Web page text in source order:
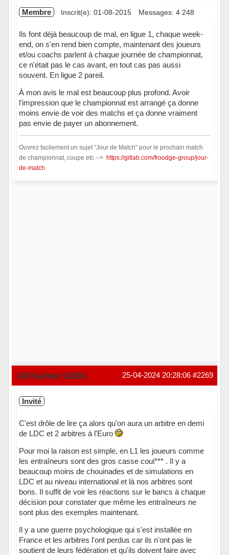
Membre Inscrit(e): 01-08-2015 Messages: 4 248
Ils font déjà beaucoup de mal, en ligue 1, chaque week-
end, on s'en rend bien compte, maintenant des joueurs
et/ou coachs parlent à chaque journée de championnat,
ce n'était pas le cas avant, en tout cas pas aussi
souvent. En ligue 2 pareil.
À mon avis le mal est beaucoup plus profond. Avoir
l'impression que le championnat est arrangé ça donne
moins envie de voir des matchs et ça donne vraiment
pas envie de payer un abonnement.
Ouvrez facilement un sujet "Jour de Match" pour le prochain match
de championnat, coupe etc --> https://gitlab.com/froodge-group/jour-
de-match
#2269
25-04-2024 20:28:06
Utilisateur12081
Invité
C'est drôle de lire ça alors qu'on aura un arbitre en demi
de LDC et 2 arbitres à l'Euro
Pour moi la raison est simple, en L1 les joueurs comme
les entraîneurs sont des gros casse coui*** . Il y a
beaucoup moins de chouinades et de simulations en
LDC et au niveau international et là nos arbitres sont
bons. Il suffit de voir les réactions sur le bancs à chaque
décision pour constater que même les entraîneurs ne
sont plus des exemples maintenant.
Il y a une guerre psychologique qui s'est installée en
France et les arbitres l'ont perdus car ils n'ont pas le
soutient de leurs fédération et qu'ils doivent faire avec